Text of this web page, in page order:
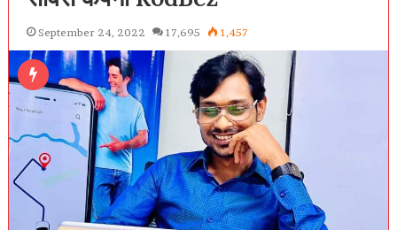
September 24, 2022 17,695 1,457